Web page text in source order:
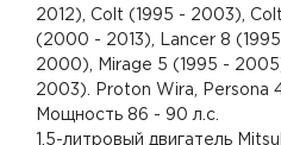
2012), Colt (1995 - 2003),
(2000 - 2013), Lancer 8
2000), Mirage 5 (1995 -
2003). Proton Wira, Persona
Мощность 86 - 90 л.с.
1.5-литровый двигатель